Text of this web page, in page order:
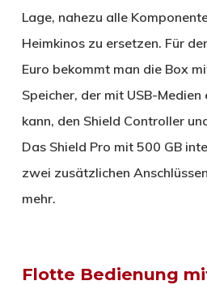
Lage, nahezu alle
Heimkinos zu ersetzen. Für
Euro bekommt man die Box
Speicher, der mit USB-
kann, den Shield Controller
Das Shield Pro mit 500 GB
zwei zusätzlichen
mehr.
Flotte Bedienung